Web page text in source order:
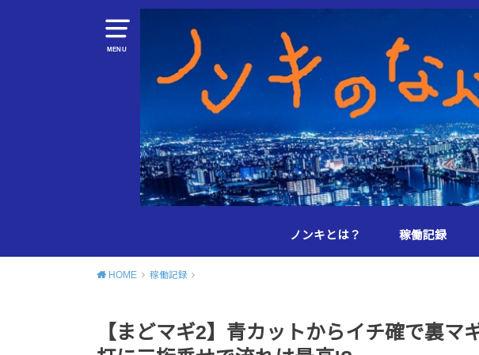
MENU
ノンキとは？ 稼働記録
HOME 稼働記録
【まどマギ2】青カットからイチ確で裏マ